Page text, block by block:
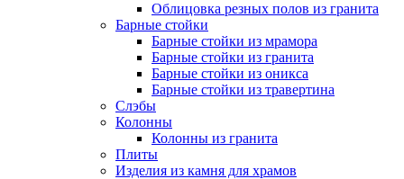
Облицовка резных полов из гранита
Барные стойки
Барные стойки из мрамора
Барные стойки из гранита
Барные стойки из оникса
Барные стойки из травертина
Слэбы
Колонны
Колонны из гранита
Плиты
Изделия из камня для храмов